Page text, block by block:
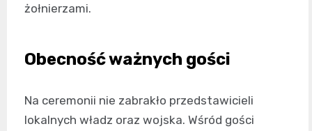
żołnierzami.
Obecność ważnych gości
Na ceremonii nie zabrakło przedstawicieli
lokalnych władz oraz wojska. Wśród gości